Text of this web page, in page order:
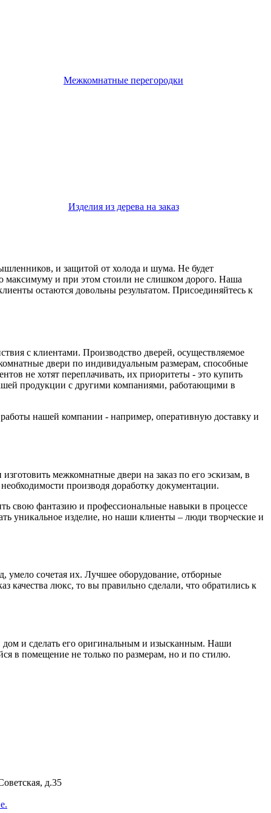
Межкомнатные перегородки
Изделия из дерева на заказ
и защитой от холода и шума. Не будет
максимуму и при этом стоили не слишком дорого. Наша
остаются довольны результатом. Присоединяйтесь к
с клиентами. Производство дверей, осуществляемое
двери по индивидуальным размерам, способные
не хотят переплачивать, их приоритеты - это купить
продукции с другими компаниями, работающими в
нашей компании - например, оперативную доставку и
межкомнатные двери на заказ по его эскизам, в
производя доработку документации.
свою фантазию и профессиональные навыки в процессе
уникальное изделие, но наши клиенты – люди творческие и
умело сочетая их. Лучшее оборудование, отборные
люкс, то вы правильно сделали, что обратились к
дом и сделать его оригинальным и изысканным. Наши
в помещение не только по размерам, но и по стилю.
д.35